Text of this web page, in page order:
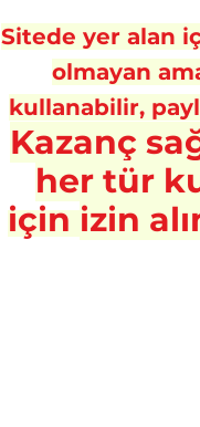
Sitede yer alan
olmayan
kullanabilir,
Kazanç sa
her tür
içinizin